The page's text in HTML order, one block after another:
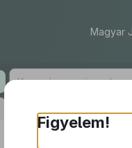
Magyar
Figyelem!